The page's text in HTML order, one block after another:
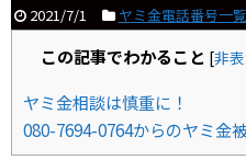
2021/7/1 ヤミ金電話番号一覧
この記事でわかること [非
ヤミ金相談は慎重に！
080-7694-0764からのヤミ金